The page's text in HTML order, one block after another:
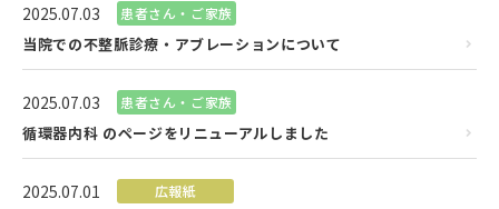
2025.07.03 患者さん・ご家族
当院での不整脈診療・アブレーションについて
2025.07.03 患者さん・ご家族
循環器内科 のページをリニューアルしました
2025.07.01 広報紙